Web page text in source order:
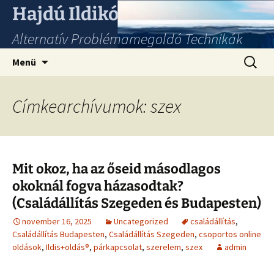
Hajdú Ildikó
Alternatív Problémamegoldó Technikák
Menü
Címkearchívumok: szex
Mit okoz, ha az őseid másodlagos
okoknál fogva házasodtak?
(Családállítás Szegeden és Budapesten)
november 16, 2025 Uncategorized családállítás,
Családállítás Budapesten, Családállítás Szegeden, csoportos online
oldások, Ildis+oldás®, párkapcsolat, szerelem, szex admin